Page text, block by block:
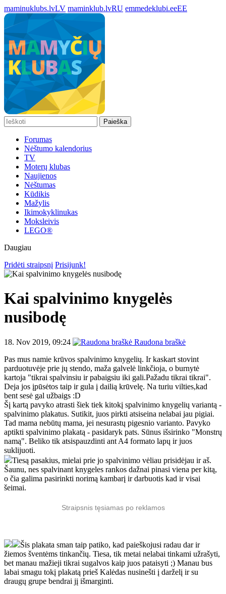
maminuklubs.lvLV maminklub.lvRU emmedeklubi.eeEE
Paieška
Forumas
Nėštumo kalendorius
TV
Moterų klubas
Naujienos
Nėštumas
Kūdikis
Mažylis
Ikimokyklinukas
Moksleivis
LEGO®
Daugiau
Pridėti straipsnį Prisijunk!
Kai spalvinimo knygelės
nusibodę
18. Nov 2019, 09:24
Raudona braškė
Pas mus namie krūvos spalvinimo knygelių. Ir kaskart stovint
parduotuvėje prie jų stendo, maža galvelė linkčioja, o burnytė
kartoja "tikrai spalvinsiu ir pabaigsiu iki gali.Pažadu tikrai tikrai".
Deja jos įpūsėtos taip ir gula į dailią krūvelę. Na turiu vilties,kad
bent sesė gal užbaigs :D
Šį kartą pavyko atrasti šiek tiek kitokį spalvinimo knygelių variantą -
spalvinimo plakatus. Sutikit, juos pirkti atsiseina nelabai jau pigiai.
Tad mama nebūtų mama, jei nesurastų pigesnio varianto. Pavyko
aptikti spalvinimo plakatą - pasidaryk pats. Sūnus išsirinko "Monstrų
namą". Beliko tik atsispauzdinti ant A4 formato lapų ir juos
suklijuoti.
Tiesą pasakius, mielai prie jo spalvinimo vėliau prisidėjau ir aš.
Šaunu, nes spalvinant knygeles rankos dažnai pinasi viena per kitą,
o čia galima pasirinkti norimą kambarį ir darbuotis kad ir visai
šeimai.
Straipsnis tęsiamas po reklamos
Šis plakata sman taip patiko, kad paieškojusi radau dar ir
žiemos šventėms tinkančių. Tiesa, tik metai nelabai tinkami užrašyti,
bet manau mažieji tikrai sugalvos kaip juos pataisyti ;) Manau bus
labai smagu tokį plakatą prieš Kalėdas nusinešti į darželį ir su
draugų grupe bendrai jį išmarginti.